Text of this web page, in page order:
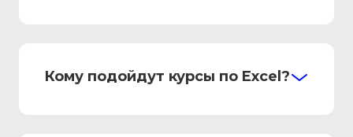
Кому подойдут курсы по Excel?